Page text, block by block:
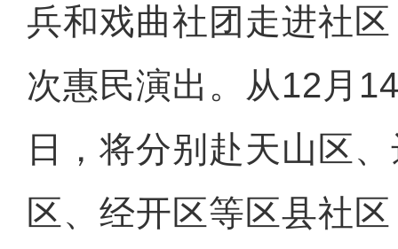
兵和戏曲社团走进社
次惠民演出。从12月
日，将分别赴天山区
区、经开区等区县社